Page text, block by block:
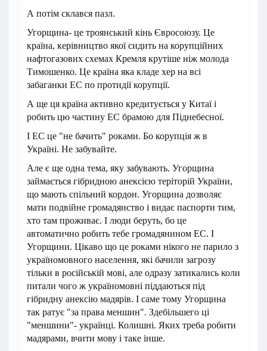
А потім склався пазл.
Угорщина- це троянський кінь Євросоюзу. Це
країна, керівництво якої сидить на корупційних
нафтогазових схемах Кремля крутіше ніж молода
Тимошенко. Це країна яка кладе хер на всі
забаганки ЕС по протидії корупції.
А ще ця країна активно кредитується у Китаї і
робить цю частину ЕС брамою для Піднебесної.
І ЕС це "не бачить" роками. Бо корупція ж в
Україні. Не забувайте.
Але є ще одна тема, яку забувають. Угорщина
займається гібридною анексією теріторій України,
що мають спільний кордон. Угорщина дозволяє
мати подвійне громадянство і видає паспорти тим,
хто там проживає. І люди беруть, бо це
автоматично робить тебе громадянином ЕС. І
Угорщини. Цікаво що це роками нікого не парило з
україномовного населення, які бачили загрозу
тільки в російській мові, але одразу затикались коли
питали чого ж україномовні піддаються під
гібридну анексію мадярів. І саме тому Угорщина
так ратує "за права меншин". Здебільшего ці
"меншини"- українці. Колишні. Яких треба робити
мадярами, вчити мову і таке інше.